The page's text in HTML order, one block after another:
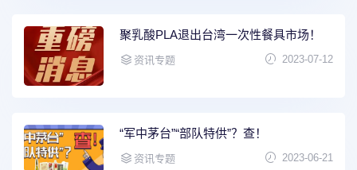
聚乳酸PLA退出台湾一次性餐具市场！
资讯专题 2023-07-12
“军中茅台”“部队特供”？查！
资讯专题 2023-06-21